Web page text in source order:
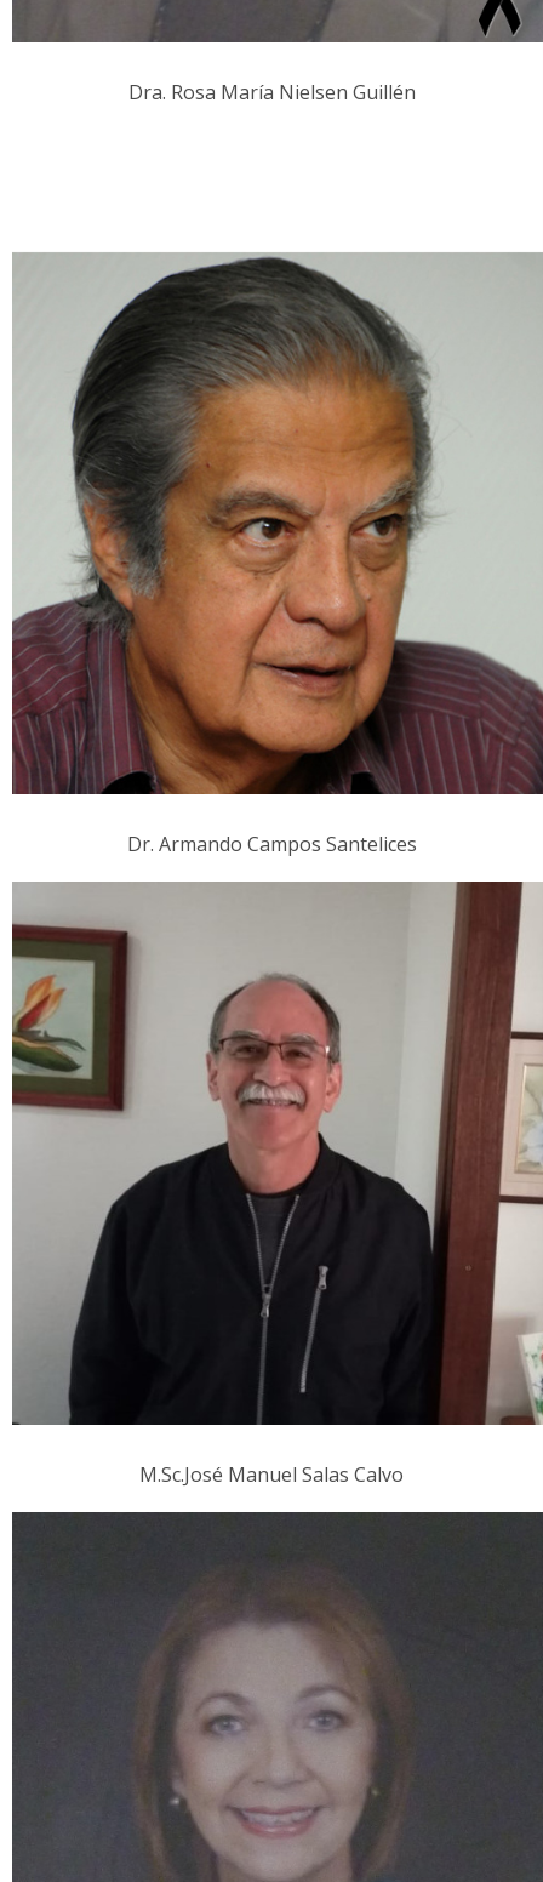
Dra. Rosa María Nielsen Guillén
Dr. Armando Campos Santelices
M.Sc.José Manuel Salas Calvo